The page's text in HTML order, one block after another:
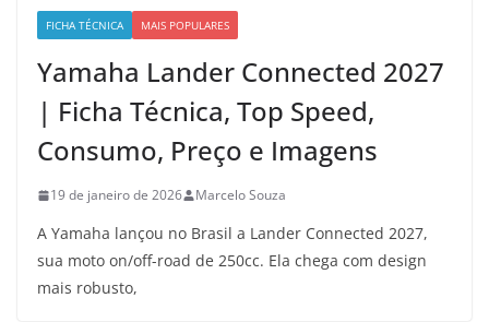
FICHA TÉCNICA MAIS POPULARES
Yamaha Lander Connected 2027
| Ficha Técnica, Top Speed,
Consumo, Preço e Imagens
19 de janeiro de 2026 Marcelo Souza
A Yamaha lançou no Brasil a Lander Connected 2027,
sua moto on/off-road de 250cc. Ela chega com design
mais robusto,